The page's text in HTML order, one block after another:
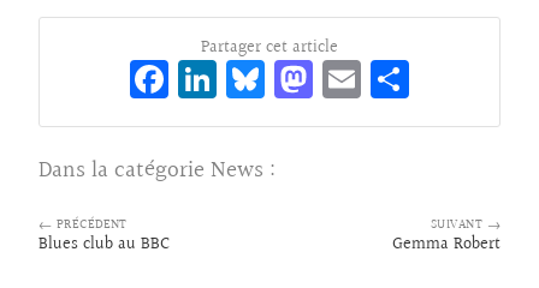
Partager cet article
Fa
ce
bo
o
Li
n
ke
dI
Bl
ue
sk
M
as
E
m rt
Dans la catégorie News :
← PRÉCÉDENT
Blues club au BBC
SUIVANT →
Gemma Robert